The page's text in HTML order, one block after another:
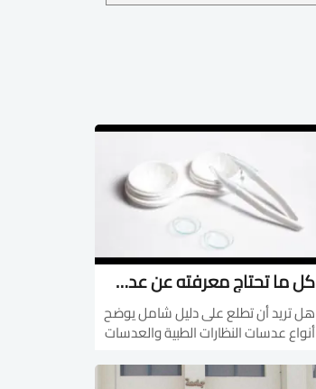
كل ما تحتاج معرفته عن عدسات النظارات الطبية واللاصقة
هل تريد أن تطلع على دليل شامل يوضح
أنواع عدسات النظارات الطبية والعدسات
العدسة المناسبة للحفاظ على صحة